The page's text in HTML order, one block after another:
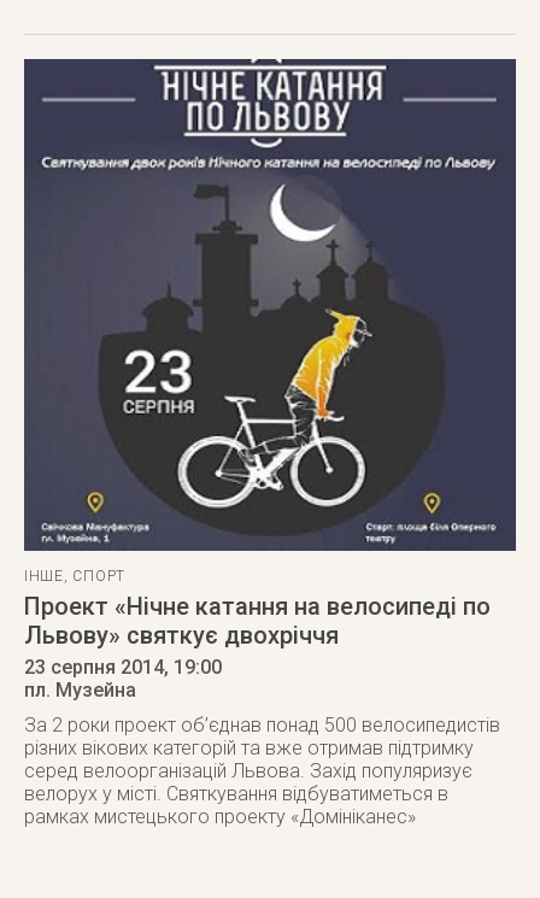
ІНШЕ, СПОРТ
Проект «Нічне катання на велосипеді по
Львову» святкує двохріччя
23 серпня 2014, 19:00
пл. Музейна
За 2 роки проект об’єднав понад 500 велосипедистів
різних вікових категорій та вже отримав підтримку
серед велоорганізацій Львова. Захід популяризує
велорух у місті. Святкування відбуватиметься в
рамках мистецького проекту «Домініканес»